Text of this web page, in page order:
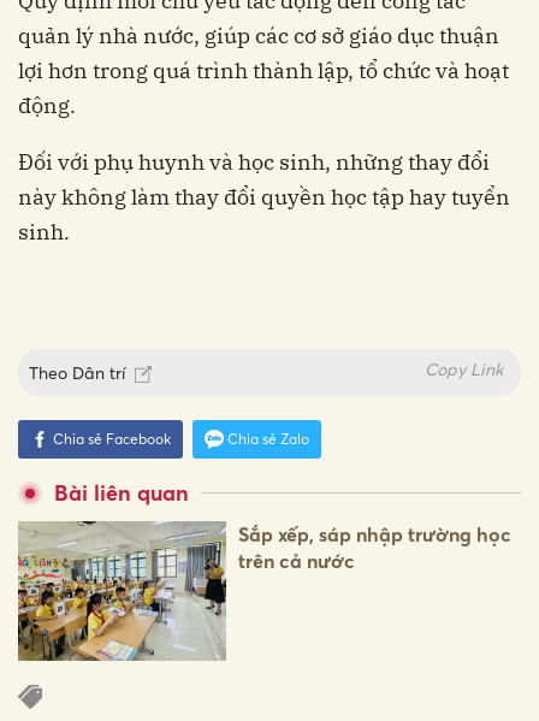
quản lý nhà nước, giúp các cơ sở giáo dục thuận
lợi hơn trong quá trình thành lập, tổ chức và hoạt
động.
Đối với phụ huynh và học sinh, những thay đổi
này không làm thay đổi quyền học tập hay tuyển
sinh.
Theo Dân trí Copy Link
Chia sẻ Facebook Chia sẻ Zalo
Bài liên quan
Sắp xếp, sáp nhập trường học
trên cả nước